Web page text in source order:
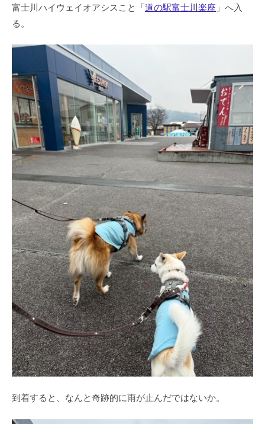
富士川ハイウェイオアシスこと「道の駅富士川楽座 」へ入
る。
到着すると、なんと奇跡的に雨が止んだではないか。